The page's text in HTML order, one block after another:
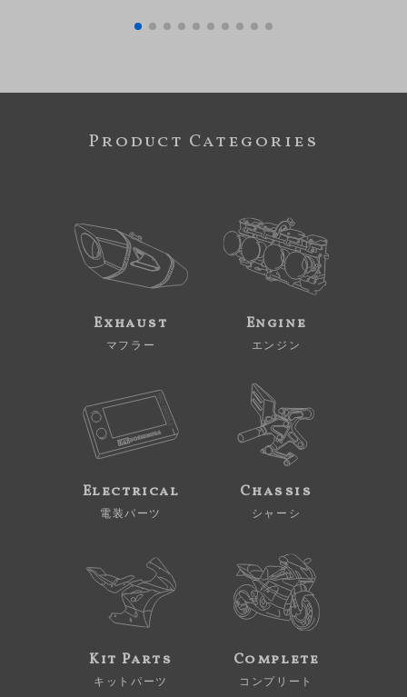
Product Categories
Exhaust
マフラー
Engine
エンジン
Electrical
電装パーツ
Chassis
シャーシ
Kit Parts
キットパーツ
Complete
コンプリート